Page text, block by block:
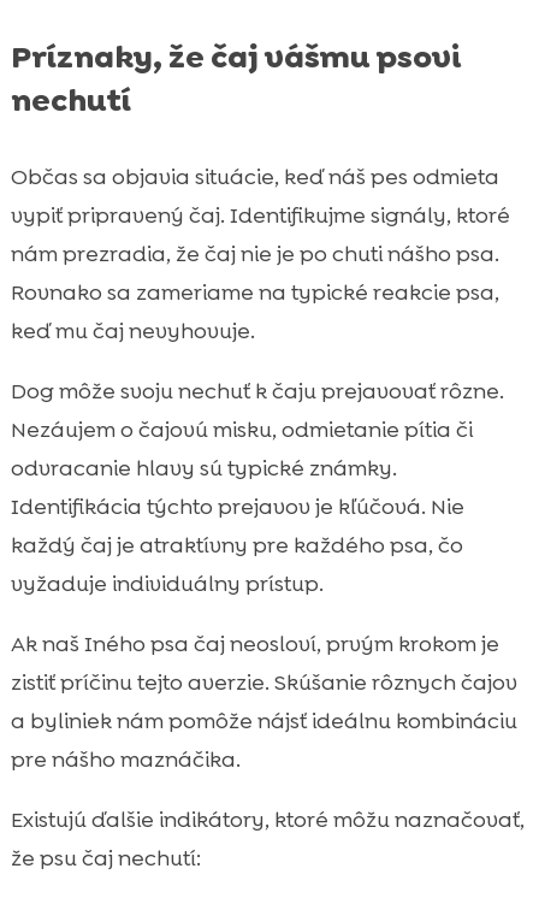
Príznaky, že čaj vášmu psovi
nechutí
Občas sa objavia situácie, keď náš pes odmieta
vypiť pripravený čaj. Identifikujme signály, ktoré
nám prezradia, že čaj nie je po chuti nášho psa.
Rovnako sa zameriame na typické reakcie psa,
keď mu čaj nevyhovuje.
Dog môže svoju nechuť k čaju prejavovať rôzne.
Nezáujem o čajovú misku, odmietanie pítia či
odvracanie hlavy sú typické známky.
Identifikácia týchto prejavov je kľúčová. Nie
každý čaj je atraktívny pre každého psa, čo
vyžaduje individuálny prístup.
Ak naš Iného psa čaj neosloví, prvým krokom je
zistiť príčinu tejto averzie. Skúšanie rôznych čajov
a byliniek nám pomôže nájsť ideálnu kombináciu
pre nášho maznáčika.
Existujú ďalšie indikátory, ktoré môžu naznačovať,
že psu čaj nechutí: